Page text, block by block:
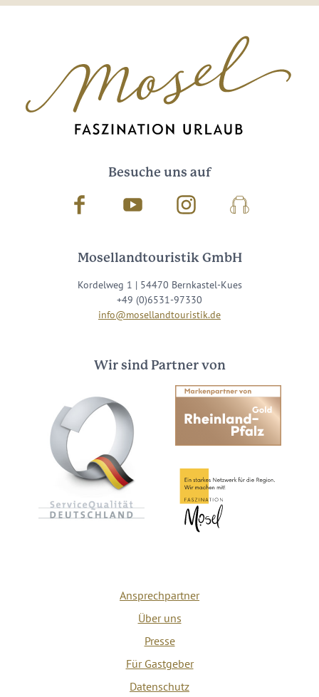
Besuche uns auf
Facebook Youtube InstagramPodcast
Mosellandtouristik GmbH
Kordelweg 1 | 54470 Bernkastel-Kues
+49 (0)6531-97330
info@mosellandtouristik.de
Wir sind Partner von
Ansprechpartner
Über uns
Presse
Für Gastgeber
Datenschutz